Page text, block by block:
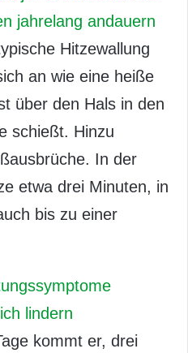
jahrelang andauern
Hitzewallung
an wie eine heiße
über den Hals in den
schießt. Hinzu
In der
etwa drei Minuten, in
bis zu einer
lindern
kommt er, drei